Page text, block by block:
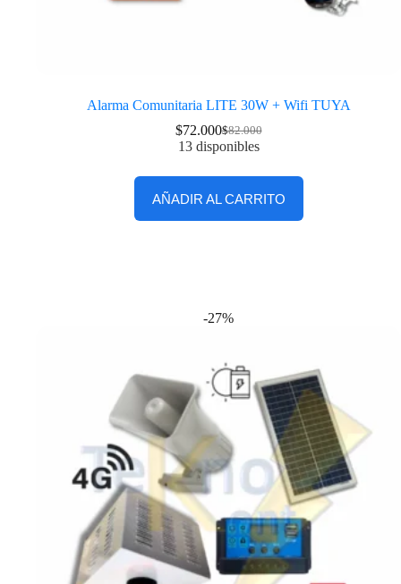
Alarma Comunitaria LITE 30W + Wifi TUYA
$82.000
$72.000
13 disponibles
AÑADIR AL CARRITO
-27%